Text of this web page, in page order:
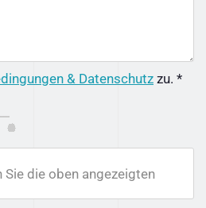
& Datenschutzzu. *
Sie die oben angezeigten